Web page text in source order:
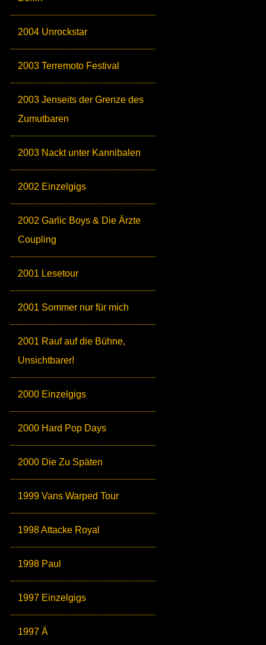
2004 Unrockstar
2003 Terremoto Festival
2003 Jenseits der Grenze des
Zumutbaren
2003 Nackt unter Kannibalen
2002 Einzelgigs
2002 Garlic Boys & Die Ärzte
Coupling
2001 Lesetour
2001 Sommer nur für mich
2001 Rauf auf die Bühne,
Unsichtbarer!
2000 Einzelgigs
2000 Hard Pop Days
2000 Die Zu Späten
1999 Vans Warped Tour
1998 Attacke Royal
1998 Paul
1997 Einzelgigs
1997 Ä